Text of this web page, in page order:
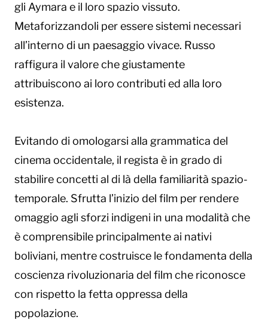
gli Aymara e il loro spazio vissuto.
Metaforizzandoli per essere sistemi necessari
all’interno di un paesaggio vivace. Russo
raffigura il valore che giustamente
attribuiscono ai loro contributi ed alla loro
esistenza.
Evitando di omologarsi alla grammatica del
cinema occidentale, il regista è in grado di
stabilire concetti al di là della familiarità spazio-
temporale. Sfrutta l’inizio del film per rendere
omaggio agli sforzi indigeni in una modalità che
è comprensibile principalmente ai nativi
boliviani, mentre costruisce le fondamenta della
coscienza rivoluzionaria del film che riconosce
con rispetto la fetta oppressa della
popolazione.